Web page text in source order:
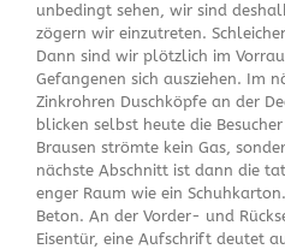
unbedingt sehen, wir sind
zögern wir einzutreten.
Dann sind wir plötzlich im
Gefangenen sich ausziehen. Im
Zinkrohren Duschköpfe an der
blicken selbst heute die
Brausen strömte kein Gas,
nächste Abschnitt ist dann die
enger Raum wie ein
Beton. An der Vorder- und
Eisentür, eine Aufschrift deutet